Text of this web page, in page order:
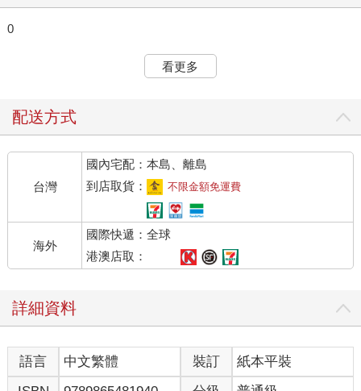
0
看更多
配送方式
台灣
國內宅配：本島、離島
到店取貨：
不限金額免運費
海外
國際快遞：全球
港澳店取：
詳細資料
語言 中文繁體 裝訂
紙本平裝